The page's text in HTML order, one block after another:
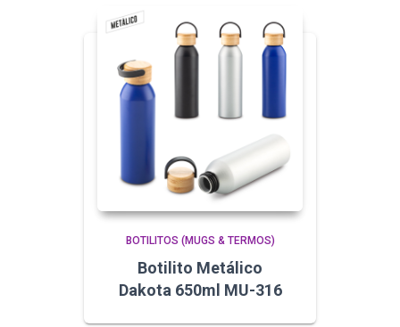
BOTILITOS (MUGS & TERMOS)
Botilito Metálico
Dakota 650ml MU-316